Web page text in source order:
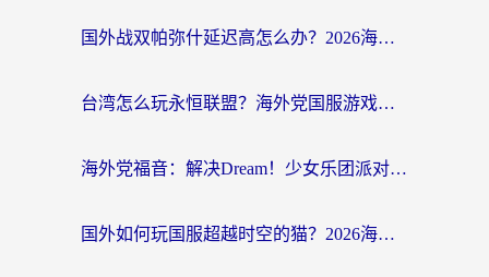
国外战双帕弥什延迟高怎么办？2026海外畅玩国服游戏终极指南（附实测工具推荐）
台湾怎么玩永恒联盟？海外党国服游戏加速器选择全攻略（附3大热门游戏实测）
海外党福音：解决Dream！少女乐团派对！国外延迟的实用指南，附北美英国游戏加速方案
国外如何玩国服超越时空的猫？2026海外党必看的加速器选择指南